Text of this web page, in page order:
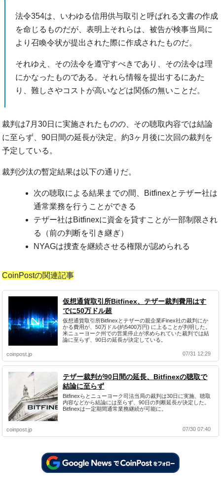
法令354は、いわゆる信用供与取引と呼ばれる文書の作成
を命じるものだが、表明上それらは、被告が検事当局に
より召喚令状が提出された際に作成されたものだ。
それゆえ、その法令を遵守すべきであり、その法令は理
にかなったものである。それら情報を提出するにあた
り、難しさやコストが高いなどは関係の無いことだ。
裁判は7月30日に実施されたものの、その聴取内容では結論
に至らず、90日間の延長が決定。約3ヶ月後に次回の裁判を
予定している。
裁判沙汰の暫定結果は以下の通りだ。
次の聴取による結果までの間、Bitfinexとテザー社は
通常業務を行うことができる
テザー社はBitfinexに資金を貸すことが一部制限され
る（前の判断を引き継ぎ）
NYAGは捜査を継続させる権限が認められる
CoinPostの関連記事
仮想通貨取引所Bitfinex、テザー裁判費用はす
でに50万ドル超
仮想通貨取引所Bitfinexとテザーの親企業iFinex社の裁判にか
かる費用が、50万ドル(約5400万円) に上ることが判明した。
米ニューヨーク州での営業停止が求められていた裁判では結
論に至らず、90日の延長が決定している。
coinpost.jp 07/31 12:29
テザー裁判が90日間の延長、Bitfinexの聴取で
結論に至らず
Bitfinexらとニューヨーク司法当局の裁判は30日に実施、聴取
内容などから結論には至らず、90日の判断延長が決定した。
Bitfinexは一定期間通常業務継続が可能に。
coinpost.jp 07/30 07:40